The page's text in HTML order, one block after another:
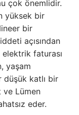
çok önemlidir.
yüksek bir
bir
açısından
faturası
yaşam
düşük katlı bir
ve Lümen
eder.